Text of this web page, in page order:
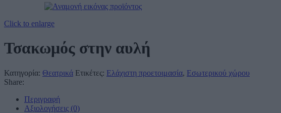
Click to enlarge
Τσακωμός στην αυλή
Κατηγορία: Θεατρικά Ετικέτες: Ελάχιστη προετοιμασία, Εσωτερικού χώρου
Share:
Περιγραφή
Αξιολογήσεις (0)